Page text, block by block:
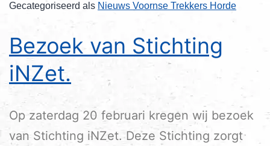
Gecategoriseerd als Nieuws Voornse Trekkers Horde
Bezoek van Stichting
iNZet.
Op zaterdag 20 februari kregen wij bezoek
van Stichting iNZet. Deze Stichting zorgt